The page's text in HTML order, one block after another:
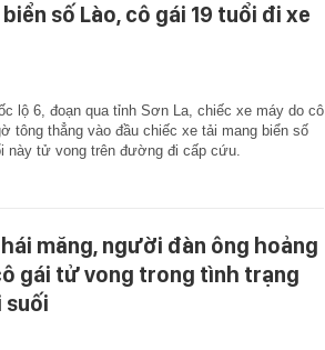
số Lào, cô gái 19 tuổi đi xe
lộ 6, đoạn qua tỉnh Sơn La, chiếc xe máy do cô
tông thẳng vào đầu chiếc xe tải mang biển số
này tử vong trên đường đi cấp cứu.
măng, người đàn ông hoảng
gái tử vong trong tình trạng
suối